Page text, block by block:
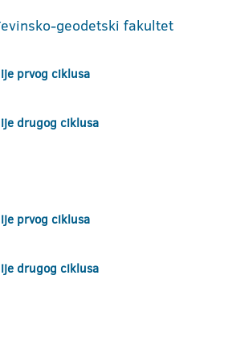
geodetski fakultet
prvog ciklusa
drugog ciklusa
prvog ciklusa
drugog ciklusa